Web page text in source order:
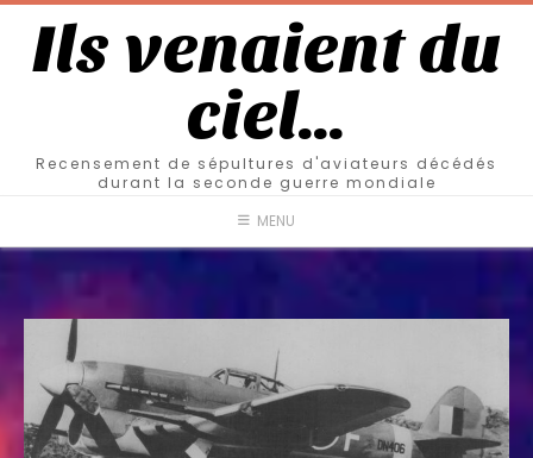
Ils venaient du
ciel…
Recensement de sépultures d'aviateurs décédés
durant la seconde guerre mondiale
MENU